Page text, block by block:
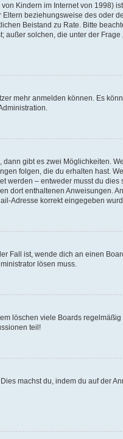
Kindern im Internet von 1998)
beziehungsweise des oder
Beistand zu Rate. Bitte
solchen, die unter der
mehr anmelden können. Es
gibt es zwei Möglichkeiten.
folgen, die du erhalten hast.
– entweder musst du dies
dort enthaltenen Anweisungen.
Adresse korrekt eingegeben
Fall ist, wende dich an einen
lösen muss.
löschen viele Boards
teil!
machst du, indem du auf der